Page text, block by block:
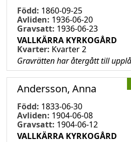
Född: 1860-09-25
Avliden: 1936-06-20
Gravsatt: 1936-06-23
VALLKÄRRA KYRKOGÅRD
Kvarter: Kvarter 2
Gravrätten har återgått till
Andersson, Anna
Född: 1833-06-30
Avliden: 1904-06-08
Gravsatt: 1904-06-12
VALLKÄRRA KYRKOGÅRD